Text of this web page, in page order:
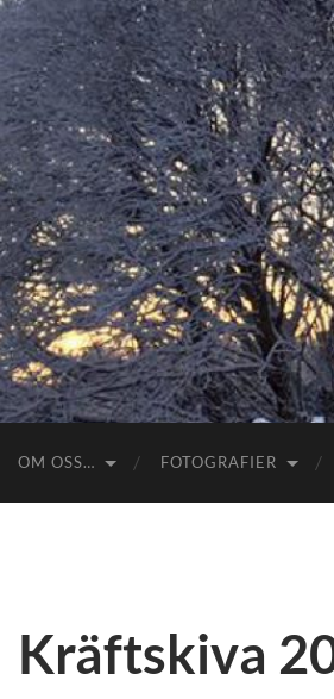
OM OSS… FOTOGRAFIER
Kräftskiva